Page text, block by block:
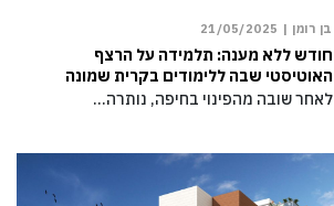
בן רומן | 21/05/2025
חודש ללא מענה: תלמידה על הרצף
האוטיסטי שבה ללימודים בקרית שמונה
לאחר שובה מהפינוי בחיפה, נותרה…